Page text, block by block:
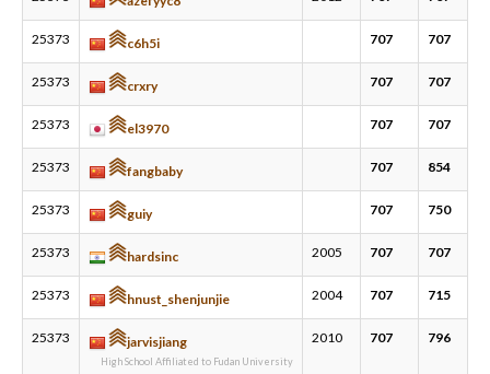
25373 c6h5i 707 707
25373 crxry 707 707
25373 el3970 707 707
25373 fangbaby 707 854
25373 guiy 707 750
25373 hardsinc 2005 707 707
25373 hnust_shenjunjie 2004 707 715
25373 jarvisjiang
High School Affiliated to Fudan University
2010 707 796